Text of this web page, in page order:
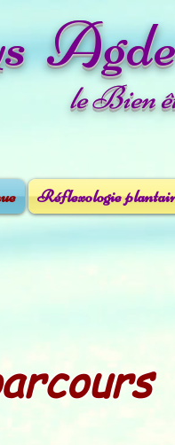
le Bien
Réflexologie